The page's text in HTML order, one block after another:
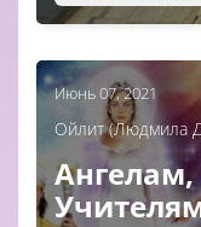
Июнь 07, 2021
Ойлит (Людмила